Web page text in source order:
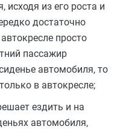
исходя из его роста и
достаточно
просто
пассажир
автомобиля, то
в автокресле;
ездить и на
автомобиля,